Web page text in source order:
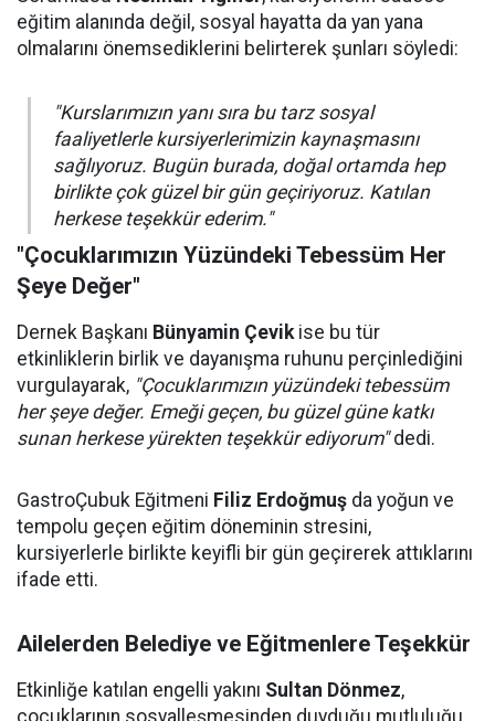
eğitim alanında değil, sosyal hayatta da yan yana
olmalarını önemsediklerini belirterek şunları söyledi:
"Kurslarımızın yanı sıra bu tarz sosyal
faaliyetlerle kursiyerlerimizin kaynaşmasını
sağlıyoruz. Bugün burada, doğal ortamda hep
birlikte çok güzel bir gün geçiriyoruz. Katılan
herkese teşekkür ederim."
"Çocuklarımızın Yüzündeki Tebessüm Her
Şeye Değer"
Dernek Başkanı Bünyamin Çevikise bu tür
etkinliklerin birlik ve dayanışma ruhunu perçinlediğini
vurgulayarak, "Çocuklarımızın yüzündeki tebessüm
her şeye değer. Emeği geçen, bu güzel güne katkı
sunan herkese yürekten teşekkür ediyorum"dedi.
GastroÇubuk Eğitmeni Filiz Erdoğmuş da yoğun ve
tempolu geçen eğitim döneminin stresini,
kursiyerlerle birlikte keyifli bir gün geçirerek attıklarını
ifade etti.
Ailelerden Belediye ve Eğitmenlere Teşekkür
Etkinliğe katılan engelli yakını Sultan Dönmez,
çocuklarının sosyalleşmesinden duyduğu mutluluğu